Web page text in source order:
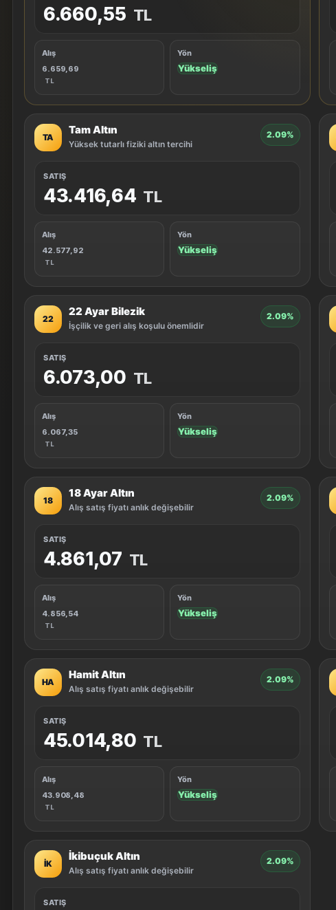
6.660,55 TL
Alış
6.659,69
TL
Yön
Yükseliş
TA
Tam Altın
Yüksek tutarlı fiziki altın tercihi
2.09%
SATIŞ
43.416,64 TL
Alış
42.577,92
TL
Yön
Yükseliş
22
22 Ayar Bilezik
İşçilik ve geri alış koşulu önemlidir
2.09%
SATIŞ
6.073,00 TL
Alış
6.067,35
TL
Yön
Yükseliş
18
18 Ayar Altın
Alış satış fiyatı anlık değişebilir
2.09%
SATIŞ
4.861,07 TL
Alış
4.856,54
TL
Yön
Yükseliş
HA
Hamit Altın
Alış satış fiyatı anlık değişebilir
2.09%
SATIŞ
45.014,80 TL
Alış
43.908,48
TL
Yön
Yükseliş
İK
İkibuçuk Altın
Alış satış fiyatı anlık değişebilir
2.09%
SATIŞ